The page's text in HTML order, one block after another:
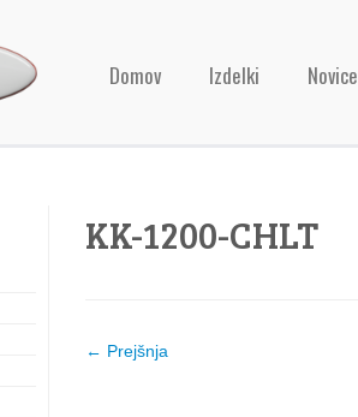
Domov Izdelki Novice
KK-1200-CHLT
← Prejšnja